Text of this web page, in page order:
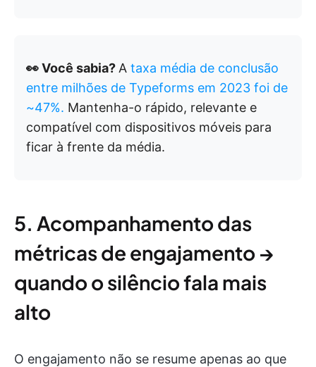
👀 Você sabia? A taxa média de conclusão
entre milhões de Typeforms em 2023 foi de
~47%. Mantenha-o rápido, relevante e
compatível com dispositivos móveis para
ficar à frente da média.
5. Acompanhamento das
métricas de engajamento →
quando o silêncio fala mais
alto
O engajamento não se resume apenas ao que